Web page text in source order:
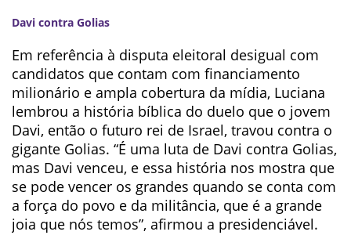
Davi contra Golias
Em referência à disputa eleitoral desigual com
candidatos que contam com financiamento
milionário e ampla cobertura da mídia, Luciana
lembrou a história bíblica do duelo que o jovem
Davi, então o futuro rei de Israel, travou contra o
gigante Golias. “É uma luta de Davi contra Golias,
mas Davi venceu, e essa história nos mostra que
se pode vencer os grandes quando se conta com
a força do povo e da militância, que é a grande
joia que nós temos”, afirmou a presidenciável.